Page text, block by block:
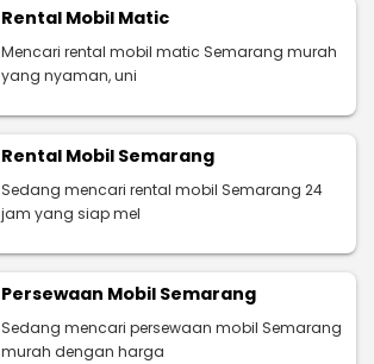
Rental Mobil Matic
Mencari rental mobil matic Semarang murah
yang nyaman, uni
Rental Mobil Semarang
Sedang mencari rental mobil Semarang 24
jam yang siap mel
Persewaan Mobil Semarang
Sedang mencari persewaan mobil Semarang
murah dengan harga